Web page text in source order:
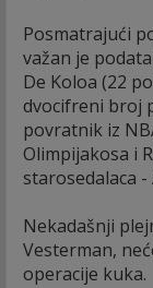
Posmatrajući
važan je
De Koloa (22
dvocifreni broj
povratnik iz
Olimpijakosa i
starosedalaca
Nekadašnji
Vesterman,
operacije kuka.